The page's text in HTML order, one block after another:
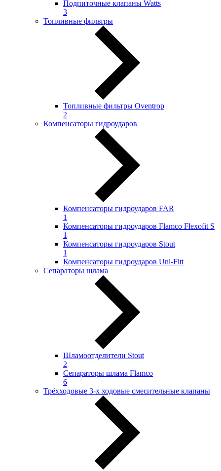
Подпиточные клапаны Watts
3
Топливные фильтры
Топливные фильтры Oventrop
2
Компенсаторы гидроударов
Компенсаторы гидроударов FAR
1
Компенсаторы гидроударов Flamco Flexofit S
1
Компенсаторы гидроударов Stout
1
Компенсаторы гидроударов Uni-Fitt
Сепараторы шлама
Шламоотделители Stout
2
Сепараторы шлама Flamco
6
Трёхходовые 3-х ходовые смесительные клапаны